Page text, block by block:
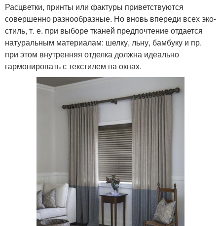
Расцветки, принты или фактуры приветствуются
совершенно разнообразные. Но вновь впереди всех эко-
стиль, т. е. при выборе тканей предпочтение отдается
натуральным материалам: шелку, льну, бамбуку и пр.
при этом внутренняя отделка должна идеально
гармонировать с текстилем на окнах.